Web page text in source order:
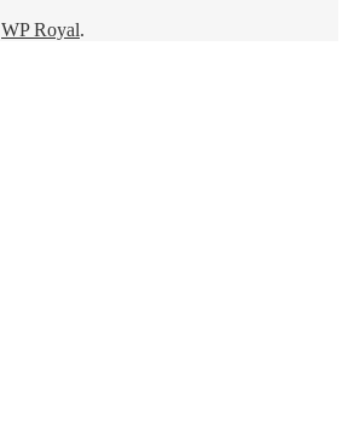
WP Royal.